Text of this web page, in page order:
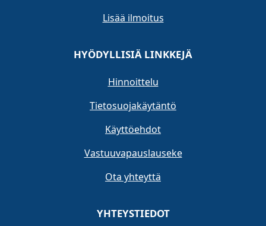
Lisää ilmoitus
HYÖDYLLISIÄ LINKKEJÄ
Hinnoittelu
Tietosuojakäytäntö
Käyttöehdot
Vastuuvapauslauseke
Ota yhteyttä
YHTEYSTIEDOT